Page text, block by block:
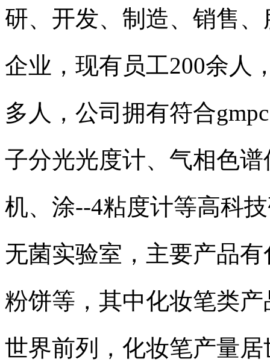
研、开发、制造、销售
企业， 现有员工200余人
多人， 公司拥有符合
子分光光度计、气相色
机、涂--4粘度计等高科
无菌实验室，主要产品
粉饼等， 其中化妆笔类
世界前列，化妆笔产量